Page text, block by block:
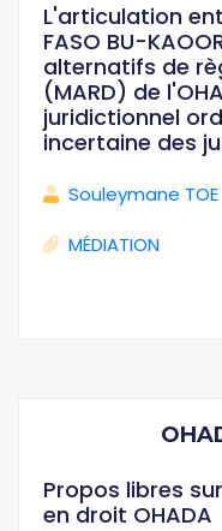
L'articulation
FASO BU-
alternatifs de
(MARD) de
juridictionnel
incertaine des
Souleymane TOE
MÉDIATION
Propos libres
en droit OHADA